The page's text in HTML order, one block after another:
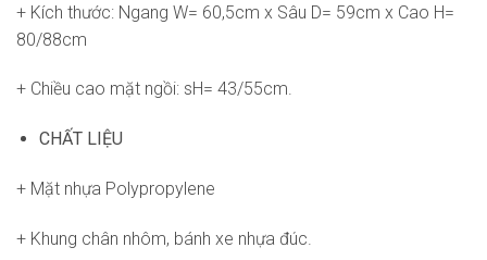
+ Kích thước: Ngang W= 60,5cm x Sâu D= 59cm x Cao H=
80/88cm
+ Chiều cao mặt ngồi: sH= 43/55cm.
CHẤT LIỆU
+ Mặt nhựa Polypropylene
+ Khung chân nhôm, bánh xe nhựa đúc.